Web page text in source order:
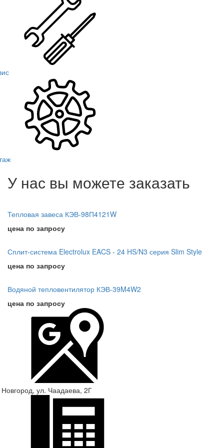
У нас вы можете заказать
Тепловая завеса КЭВ-98П4121W
цена по запросу
Сплит-система Electrolux EACS - 24 HS/N3 серия Slim Style
цена по запросу
Водяной тепловентилятор КЭВ-39M4W2
цена по запросу
ул. Чаадаева, 2Г